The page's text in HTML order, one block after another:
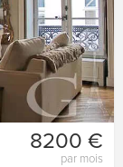
8200 €
par mois